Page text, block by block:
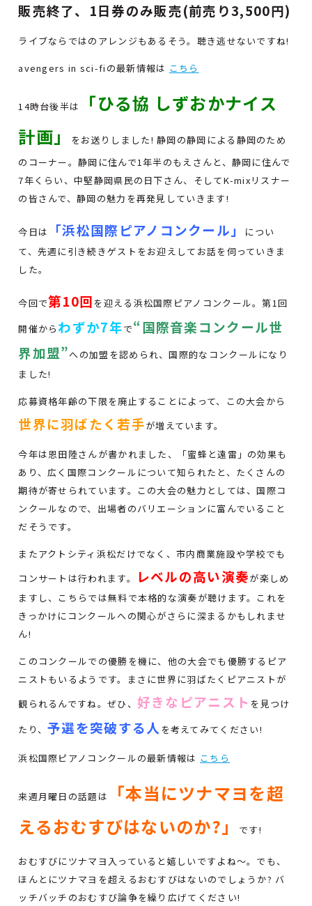
販売終了、1日券のみ販売(前売り3,500円)
ライブならではのアレンジもあるそう。聴き逃せないですね!
avengers in sci-fiの最新情報は こちら
14時台後半は
「ひる協 しずおかナイス
計画」
をお送りしました! 静岡の静岡による静岡のため
のコーナー。静岡に住んで1年半のもえさんと、静岡に住んで
7年くらい、中堅静岡県民の日下さん、そしてK-mixリスナー
の皆さんで、静岡の魅力を再発見していきます!
今日は 「浜松国際ピアノコンクール」
につい
て、先週に引き続きゲストをお迎えしてお話を伺っていきま
した。
今回で第10回 を迎える浜松国際ピアノコンクール。第1回
開催から わずか7年で“国際音楽コンクール世
界加盟”への加盟を認められ、国際的なコンクールになり
ました!
応募資格年齢の下限を廃止することによって、この大会から
世界に羽ばたく若手が増えています。
今年は恩田陸さんが書かれました、「蜜蜂と遠雷」の効果も
あり、広く国際コンクールについて知られたと、たくさんの
期待が寄せられています。この大会の魅力としては、国際コ
ンクールなので、出場者のバリエーションに富んでいること
だそうです。
またアクトシティ浜松だけでなく、市内商業施設や学校でも
コンサートは行われます。
レベルの高い演奏が楽しめ
ますし、こちらでは無料で本格的な演奏が聴けます。これを
きっかけにコンクールへの関心がさらに深まるかもしれませ
ん!
このコンクールでの優勝を機に、他の大会でも優勝するピア
ニストもいるようです。まさに世界に羽ばたくピアニストが
観られるんですね。ぜひ、 好きなピアニスト を見つけ
たり、予選を突破する人 を考えてみてください!
浜松国際ピアノコンクールの最新情報は こちら
来週月曜日の話題は
「本当にツナマヨを超
えるおむすびはないのか?」
です!
おむすびにツナマヨ入っていると嬉しいですよね～。でも、
ほんとにツナマヨを超えるおむすびはないのでしょうか? バ
ッチバッチのおむすび論争を繰り広げてください!